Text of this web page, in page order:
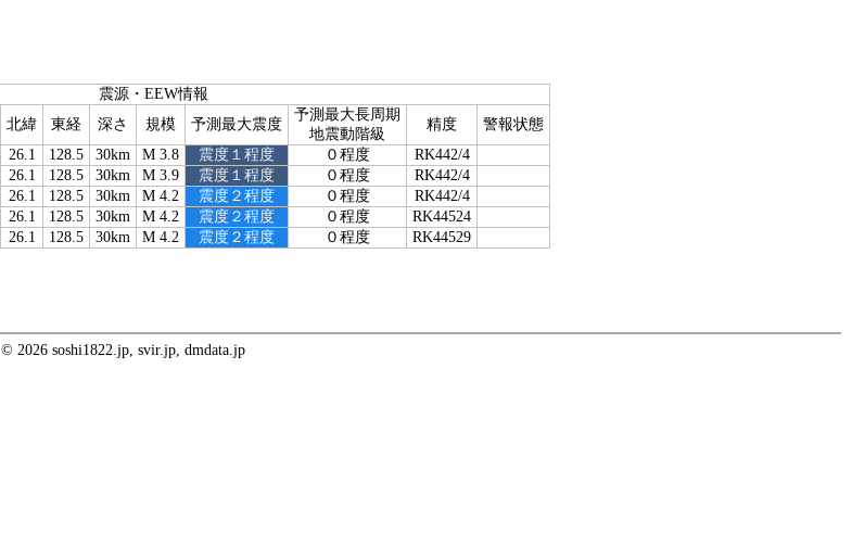
震源・EEW情報
北緯 東経 深さ 規模 予測最大震度
予測最大長周期
地震動階級
精度
警報状態
26.1 128.5 30km M 3.8 震度１程度 ０程度
RK442/4
26.1 128.5 30km M 3.9 震度１程度 ０程度
RK442/4
26.1 128.5 30km M 4.2 震度２程度 ０程度
RK442/4
26.1 128.5 30km M 4.2 震度２程度 ０程度
RK44524
26.1 128.5 30km M 4.2 震度２程度 ０程度 RK44529
© 2026 soshi1822.jp, svir.jp, dmdata.jp